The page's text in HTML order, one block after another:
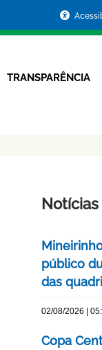
TRANSPARÊNCIA
público
das
02/08/2026 |
Copa